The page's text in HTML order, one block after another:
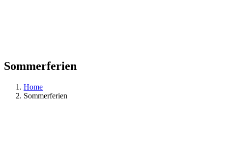
Sommerferien
Home
Sommerferien